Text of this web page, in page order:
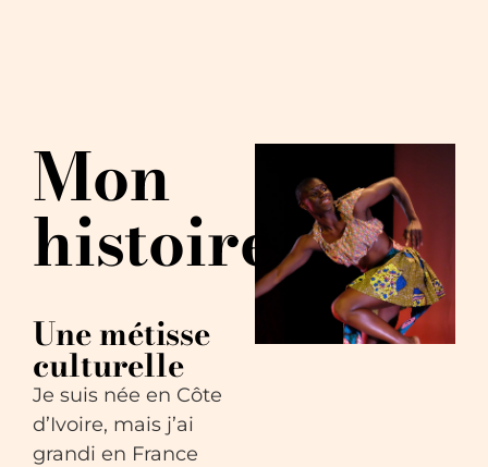
Mon
histoire
Une métisse
culturelle
Je suis née en Côte
d’Ivoire, mais j’ai
grandi en France